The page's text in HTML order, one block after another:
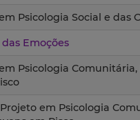
Psicologia Social e das
Emoções
Psicologia
em Psicologia